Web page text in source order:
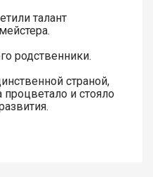
талант
родственники.
страной,
процветало и стояло